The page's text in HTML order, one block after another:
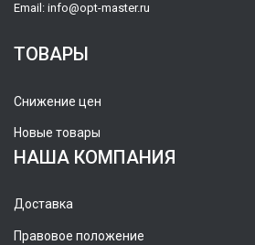
Email: info@opt-master.ru
ТОВАРЫ
Снижение цен
Новые товары
НАША КОМПАНИЯ
Доставка
Правовое положение